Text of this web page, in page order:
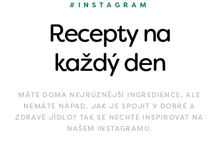
#INSTAGRAM
Recepty na
každý den
MÁTE DOMA NEJRŮZNĚJŠÍ INGREDIENCE, ALE
NEMÁTE NÁPAD, JAK JE SPOJIT V DOBRÉ A
ZDRAVÉ JÍDLO? TAK SE NECHTE INSPIROVAT NA
NAŠEM INSTAGRAMU.